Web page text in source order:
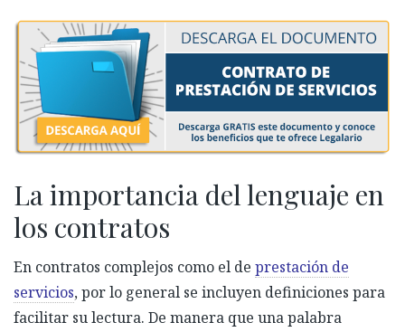
La importancia del lenguaje en
los contratos
En contratos complejos como el de prestación de
servicios, por lo general se incluyen definiciones para
facilitar su lectura. De manera que una palabra